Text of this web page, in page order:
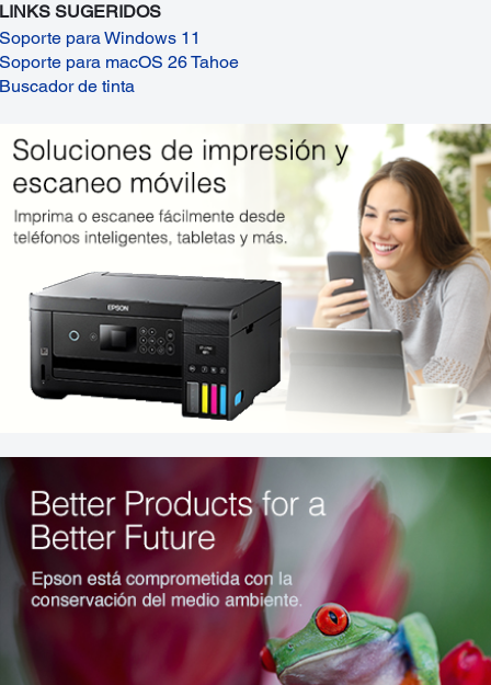
LINKS SUGERIDOS
Soporte para Windows 11
Soporte para macOS 26 Tahoe
Buscador de tinta